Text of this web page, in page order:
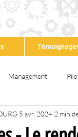
Management
Qualité
5 avr. 2024 2 min